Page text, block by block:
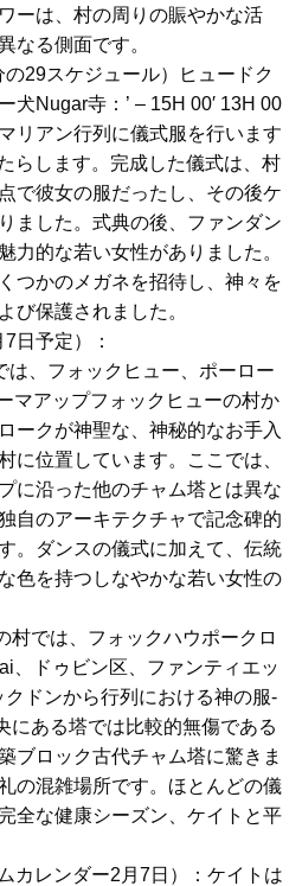
ーは、村の周りの賑やかな活
なる側面です。
の29スケジュール）ヒュードク
犬Nugar寺：’ – 15H 00′ 13H 00
リアン行列に儀式服を行います
らします。 完成した儀式は、村
で彼女の服だったし、その後ケ
ました。 式典の後、ファンダン
力的な若い女性がありました。
つかのメガネを招待し、神々を
び保護されました。
日予定）：
は、フォックヒュー、ポーロー
マアップフォックヒューの村か
ークが神聖な、神秘的なお手入
に位置しています。
ここでは、
に沿った他のチャム塔とは異な
自のアーキテクチャで記念碑的
。
ダンスの儀式に加えて、伝統
色を持つしなやかな若い女性の
村では、フォックハウポークロ
、ドゥビン区、ファンティエッ
クドンから行列における神の服-
にある塔では比較的無傷である
ブロック古代チャム塔に驚きま
の混雑場所です。 ほとんどの儀
全な健康シーズン、ケイトと平
カレンダー2月7日）：ケイトは